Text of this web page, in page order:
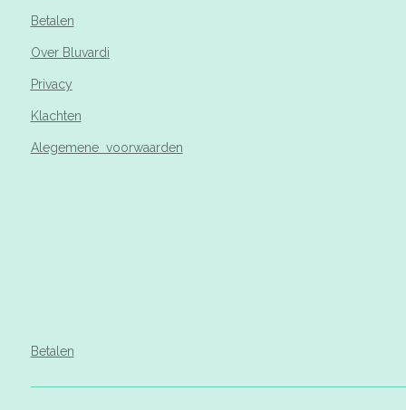
Betalen
Over Bluvardi
Privacy
Klachten
Alegemene voorwaarden
Betalen